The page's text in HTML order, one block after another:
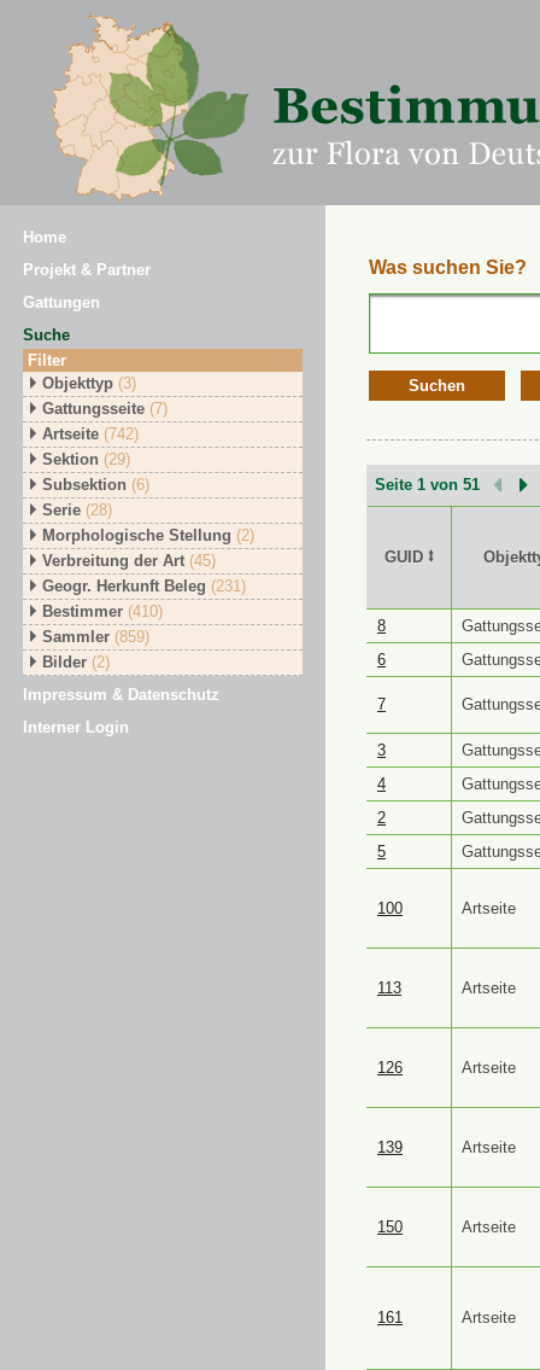
Home
Projekt & Partner
Gattungen
Suche
Filter
Objekttyp (3)
Gattungsseite (7)
Artseite (742)
Sektion (29)
Subsektion (6)
Serie (28)
Morphologische Stellung (2)
Verbreitung der Art (45)
Geogr. Herkunft Beleg (231)
Bestimmer (410)
Sammler (859)
Bilder (2)
Impressum & Datenschutz
Interner Login
Was suchen Sie?
Suchen
Seite 1 von 51
GUID ⭥
GUID ⭥
8
6
7
3
4
2
5
100 Artseite
113 Artseite
126 Artseite
139 Artseite
150 Artseite
161 Artseite